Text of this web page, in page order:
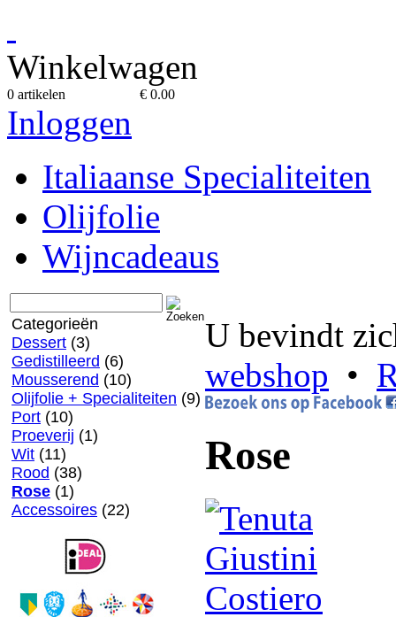
Winkelwagen
0 artikelen € 0.00
Inloggen
Italiaanse Specialiteiten
Olijfolie
Wijncadeaus
Categorieën
Dessert (3)
Gedistilleerd (6)
Mousserend (10)
Olijfolie + Specialiteiten (9)
Port (10)
Proeverij (1)
Wit (11)
Rood (38)
Rose (1)
Accessoires (22)
U bevindt
webshop •
Rose